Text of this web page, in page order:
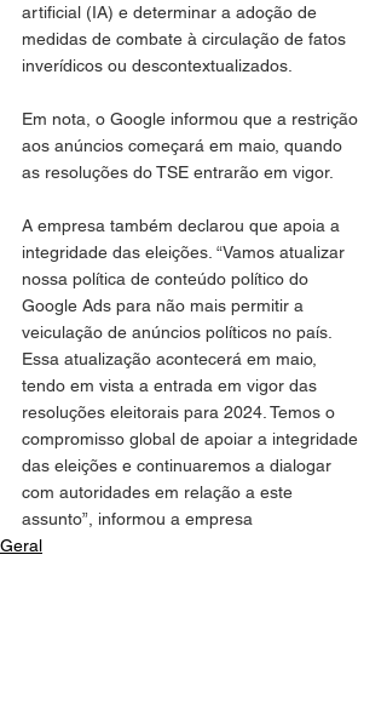
artificial (IA) e determinar a adoção de
medidas de combate à circulação de fatos
inverídicos ou descontextualizados.
Em nota, o Google informou que a restrição
aos anúncios começará em maio, quando
as resoluções do TSE entrarão em vigor.
A empresa também declarou que apoia a
integridade das eleições. “Vamos atualizar
nossa política de conteúdo político do
Google Ads para não mais permitir a
veiculação de anúncios políticos no país.
Essa atualização acontecerá em maio,
tendo em vista a entrada em vigor das
resoluções eleitorais para 2024. Temos o
compromisso global de apoiar a integridade
das eleições e continuaremos a dialogar
com autoridades em relação a este
assunto”, informou a empresa
Geral